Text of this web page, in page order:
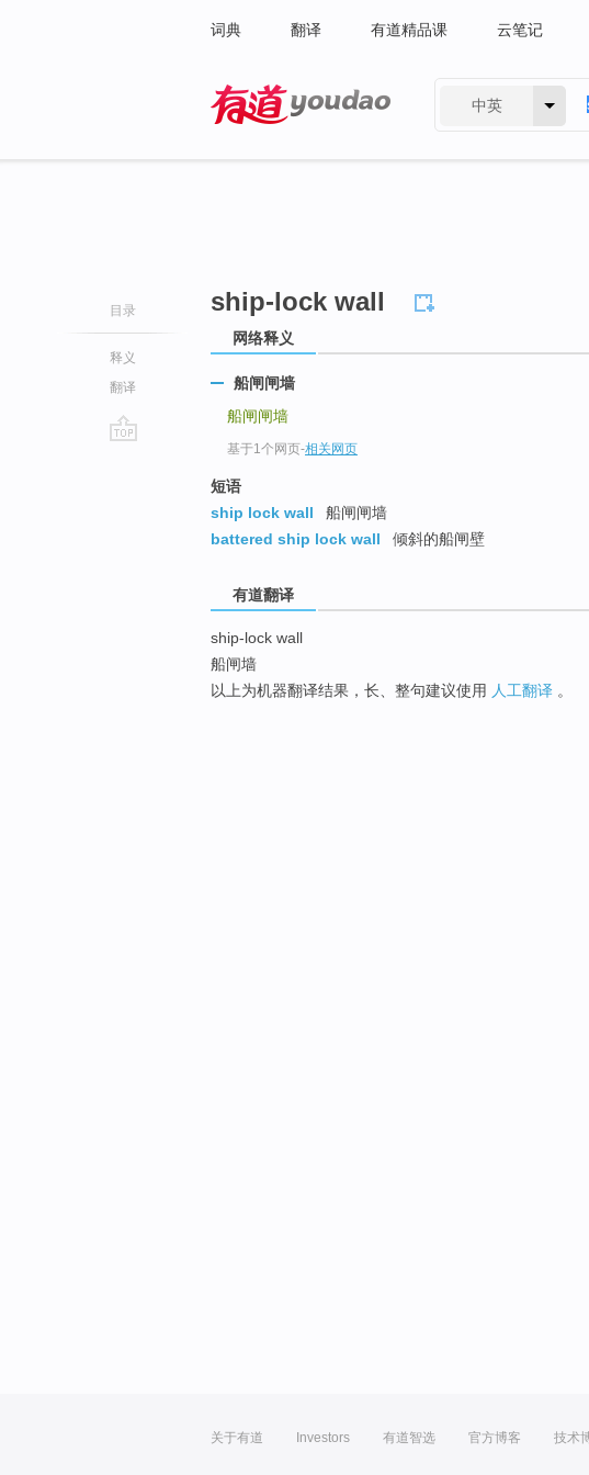
词典 翻译 有道精品课 云笔记
中英
目录
释义
翻译
ship-lock wall
网络释义
船闸闸墙
船闸闸墙
基于1个网页-相关网页
短语
ship lock wall
船闸闸墙
battered ship lock wall
倾斜的船闸壁
有道翻译
ship-lock wall
船闸墙
以上为机器翻译结果，长、整句建议使用 人工翻译 。
关于有道 Investors 有道智选 官方博客 技术